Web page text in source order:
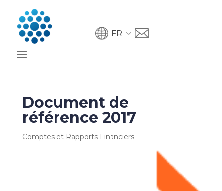
FR
Document de
référence 2017
Comptes et Rapports Financiers